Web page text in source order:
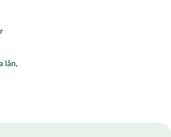
lån,